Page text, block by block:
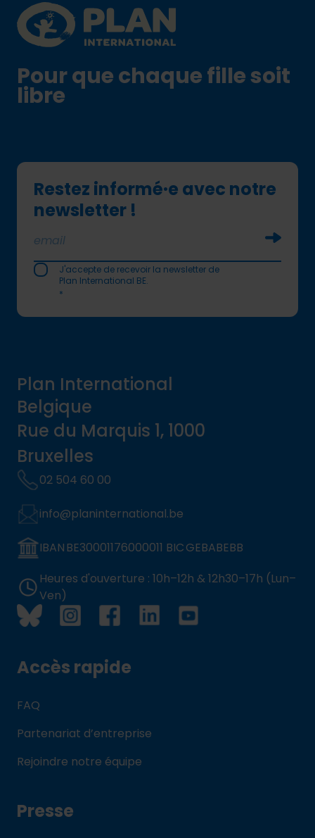
Plan International logo
Pour que chaque fille soit
libre
Restez informé·e avec notre
newsletter !
J'accepte de recevoir la newsletter de
Plan International BE.
*
Plan International
Belgique
Rue du Marquis 1, 1000
Bruxelles
02 504 60 00
info@planinternational.be
IBAN BE30001176000011 BIC GEBABEBB
Heures d'ouverture : 10h–12h & 12h30–17h (Lun–
Ven)
Accès rapide
FAQ
Partenariat d’entreprise
Rejoindre notre équipe
Presse